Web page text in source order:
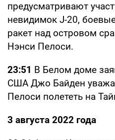
предусматривают
невидимок J-20,
ракет над островом
Нэнси Пелоси.
23:51 В Белом доме
США Джо Байден
Пелоси полететь на
3 августа 2022 года